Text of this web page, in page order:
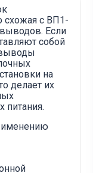
схожая с ВП1-
Если
собой
на
делает их
питания.